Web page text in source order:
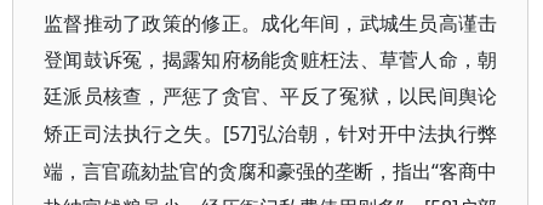
监督推动了政策的修正。成化年间，武城生员高谨击
登闻鼓诉冤，揭露知府杨能贪赃枉法、草菅人命，朝
廷派员核查，严惩了贪官、平反了冤狱，以民间舆论
矫正司法执行之失。 [57]弘治朝，针对开中法执行弊
端，言官疏劾盐官的贪腐和豪强的垄断，指出“客商中